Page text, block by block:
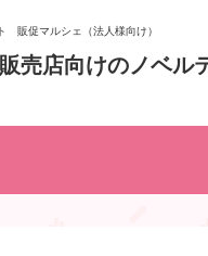
販促マルシェ（法人様向け）